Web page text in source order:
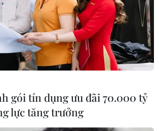
gói tín dụng ưu đãi 70.000 tỷ
lực tăng trưởng